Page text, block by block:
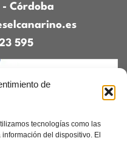
de
tecnologías como las
del dispositivo. El
- Córdoba
595